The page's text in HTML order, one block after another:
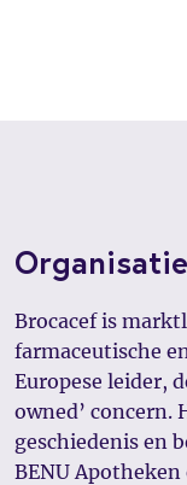
Organisatie
Brocacef is
farmaceutische
Europese leider,
owned’ concern.
geschiedenis en
BENU